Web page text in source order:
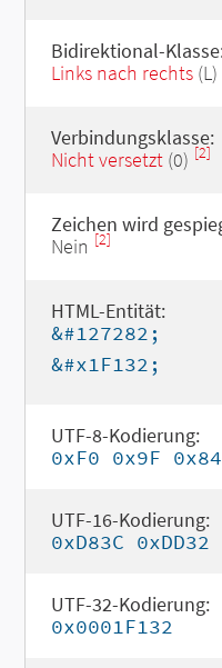
Bidirektional-
Links nach rechts(L)
Verbindungsklasse:
Nicht versetzt(0) [2]
Zeichen wird
Nein [2]
HTML-Entität:
&#127282;
&#x1F132;
UTF-8-Kodierung:
0xF0 0x9F
UTF-16-Kodierung:
0xD83C 0xDD32
UTF-32-Kodierung:
0x0001F132